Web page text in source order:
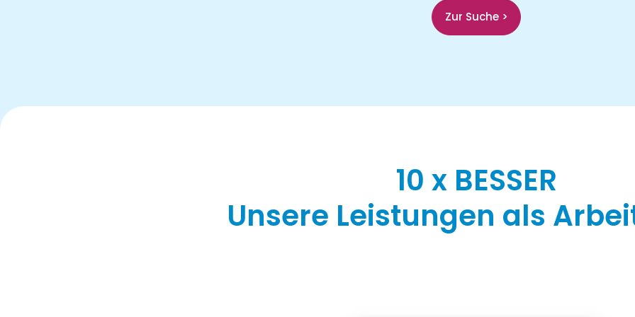
Zur Suche >
10 x BESSER
Unsere Leistungen als